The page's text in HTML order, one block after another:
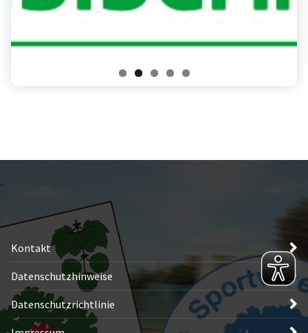
Kontakt
Datenschutzhinweise
Datenschutzrichtlinie